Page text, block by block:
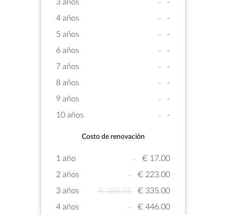
3 años
-
-
4 años
-
-
5 años
-
-
6 años
-
-
7 años
-
-
8 años
-
-
9 años
-
-
10 años
- -
Costo de renovación
1 año -
€ 17.00
2 años
-
€ 223.00
3 años
€ 335.01
€ 335.00
4 años
-
€ 446.00